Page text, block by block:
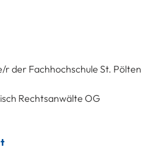
der Fachhochschule St. Pölten
Rechtsanwälte OG